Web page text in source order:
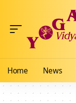
Home News